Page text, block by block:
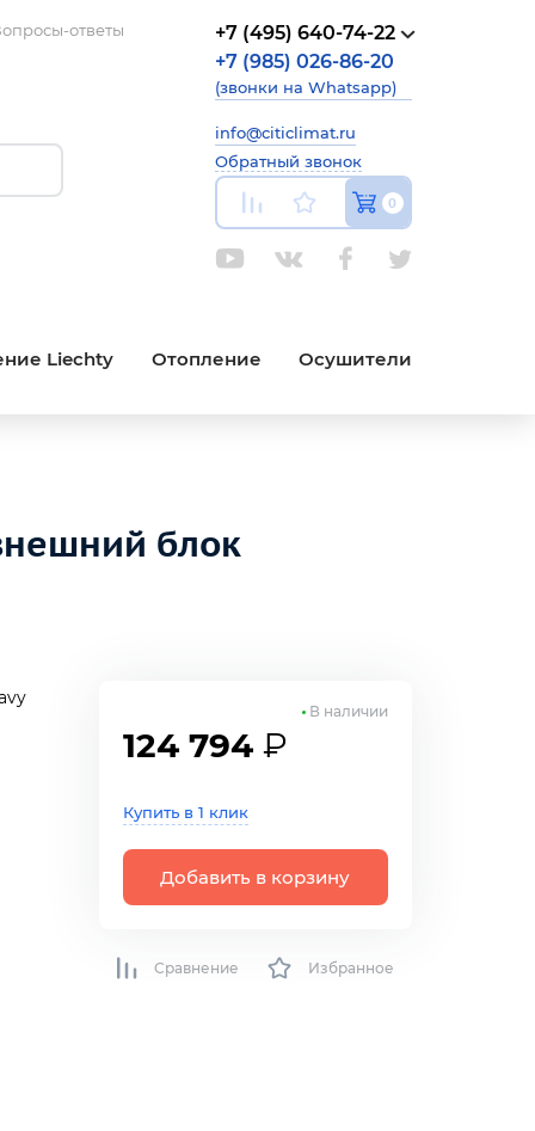
ответы
+7 (495) 640-74-22
+7 (985) 026-86-20
(звонки на Whatsapp)
info@citiclimat.ru
Обратный звонок
0
Liechty Отопление Осушители
блок
124 794 ₽
Купить в 1 клик
Добавить в корзину
В наличии
Сравнение Избранное